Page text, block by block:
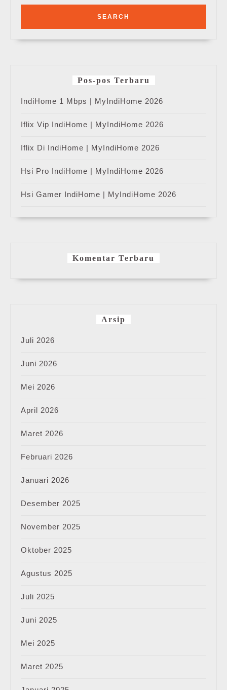
Pos-pos Terbaru
IndiHome 1 Mbps | MyIndiHome 2026
Iflix Vip IndiHome | MyIndiHome 2026
Iflix Di IndiHome | MyIndiHome 2026
Hsi Pro IndiHome | MyIndiHome 2026
Hsi Gamer IndiHome | MyIndiHome 2026
Komentar Terbaru
Arsip
Juli 2026
Juni 2026
Mei 2026
April 2026
Maret 2026
Februari 2026
Januari 2026
Desember 2025
November 2025
Oktober 2025
Agustus 2025
Juli 2025
Juni 2025
Mei 2025
Maret 2025